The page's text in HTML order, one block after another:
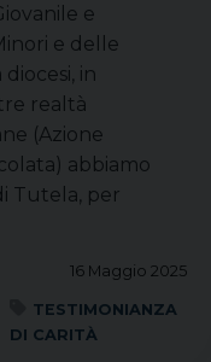
e
e delle
in
realtà
(Azione
abbiamo
Tutela, per
16 Maggio 2025
TESTIMONIANZA
DI CARITÀ